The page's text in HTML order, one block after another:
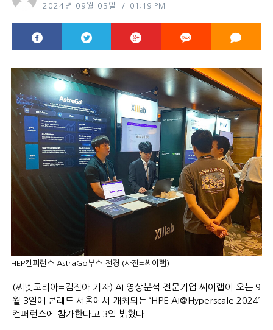
2024년 09월 03일 01:19 PM
HEP컨퍼런스 AstraGo부스 전경 (사진=씨이랩)
(씨넷코리아=김진아 기자) AI 영상분석 전문기업 씨이랩이 오는 9
월 3일에 콘래드 서울에서 개최되는 ‘HPE AI@Hyperscale 2024’
컨퍼런스에 참가한다고 3일 밝혔다.